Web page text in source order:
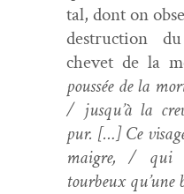
tal, dont on
destruc­tion
chevet de la
poussée de la
/ jusqu’à la
pur. […] Ce
mai­gre, / qui
tourbeux qu’une